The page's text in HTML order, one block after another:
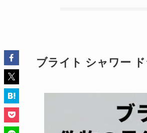
ブライト シャワー